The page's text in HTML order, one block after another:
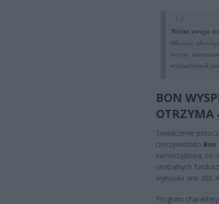
Ważna uwaga
Obecnie
witryn
wyznaczonych
BON
OTRZYMA
Świadczenie
rzeczywistości
samorządowa, co
centralnych
wynosiło ono 350
Program